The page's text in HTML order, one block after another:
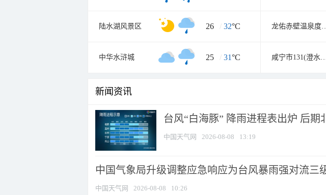
陆水湖风景区 26 / 32°C 龙佑赤壁
中华水浒城 25 / 31°C 咸宁市131(澄水
新闻资讯
台风“白海豚” 降雨进程表出炉 后期
中国天气网 2026-08-08 13:19
中国气象局升级调整应急响应为台风暴雨强对流三
中国天气网 2026-08-08 10:26